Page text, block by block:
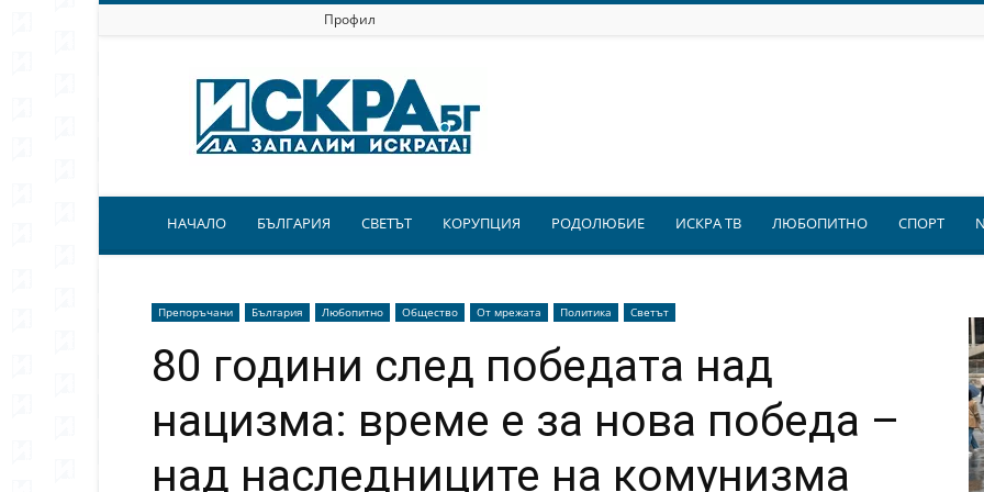
Профил
Искра.бг
НАЧАЛО БЪЛГАРИЯ СВЕТЪТ КОРУПЦИЯ РОДОЛЮБИЕ ИСКРА ТВ ЛЮБОПИТНО СПОРТ
Препоръчани България Любопитно Общество От мрежата Политика Светът
80 години след победата над
нацизма: време е за нова победа –
над наследниците на комунизма